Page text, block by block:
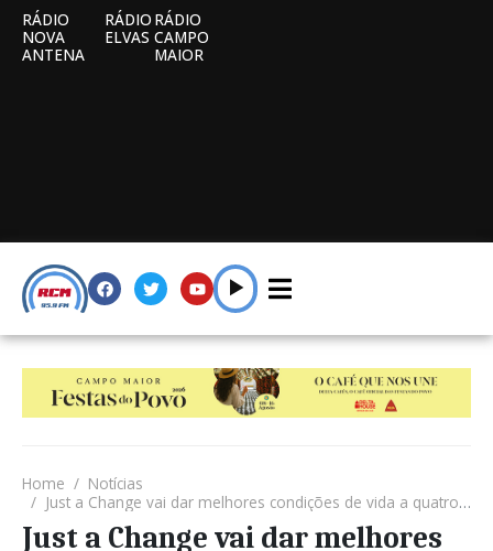
RÁDIO
NOVA
ANTENA
RÁDIO
ELVAS
RÁDIO
CAMPO
MAIOR
Home
Notícias
Just a Change vai dar melhores condições de vida a quatro famílias do Alandroal
Just a Change vai dar melhores